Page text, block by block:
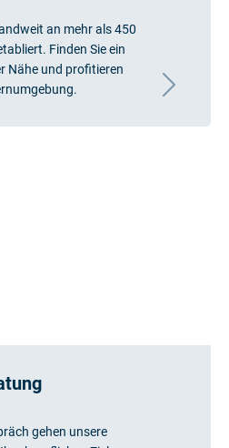
an mehr als 450
Finden Sie ein
Nähe und profitieren
gehen unsere